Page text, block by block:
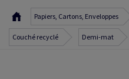
Papiers, Cartons, Enveloppes
Couché recyclé Demi-mat